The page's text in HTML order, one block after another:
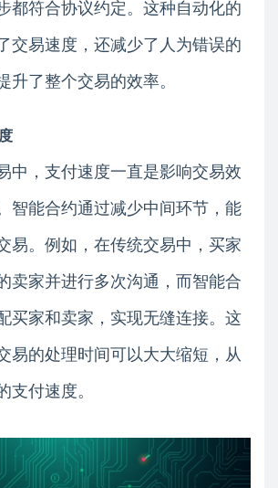
都符合协议约定。这种自动化的
交易速度，还减少了人为错误的
升了整个交易的效率。
中，支付速度一直是影响交易效
智能合约通过减少中间环节，能
易。例如，在传统交易中，买家
卖家并进行多次沟通，而智能合
买家和卖家，实现无缝连接。这
易的处理时间可以大大缩短，从
支付速度。